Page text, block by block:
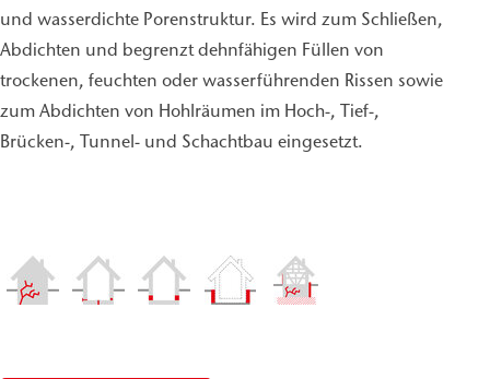
und wasserdichte Porenstruktur. Es wird zum Schließen,
Abdichten und begrenzt dehnfähigen Füllen von
trockenen, feuchten oder wasserführenden Rissen sowie
zum Abdichten von Hohlräumen im Hoch-, Tief-,
Brücken-, Tunnel- und Schachtbau eingesetzt.